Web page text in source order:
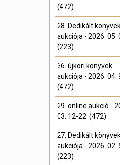
(472)
28. Dedikált könyvek
aukciója - 2026. 05.
(223)
36. újkori könyvek
aukciója - 2026. 04.
(472)
29. online aukció -
03. 12-22. (472)
27. Dedikált könyvek
aukciója - 2026. 02.
(223)